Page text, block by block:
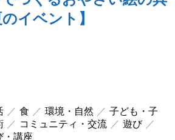
イベント】
食 環境・自然
子ども・子
コミュニティ・交流
遊び
・講座